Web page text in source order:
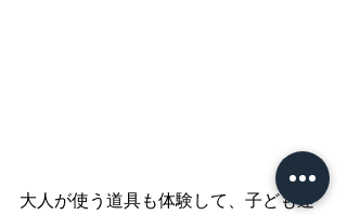
大人が使う道具も体験して、子ども達